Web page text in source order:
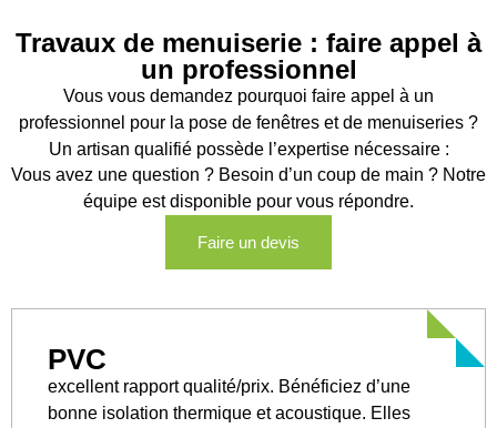
Travaux de menuiserie : faire appel à
un professionnel
Vous vous demandez pourquoi faire appel à un
professionnel pour la pose de fenêtres et de menuiseries ?
Un artisan qualifié possède l’expertise nécessaire :
Vous avez une question ? Besoin d’un coup de main ? Notre
équipe est disponible pour vous répondre.
Faire un devis
PVC
excellent rapport qualité/prix. Bénéficiez d’une
bonne isolation thermique et acoustique. Elles